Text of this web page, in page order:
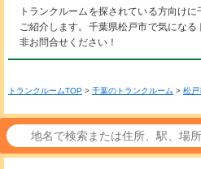
トランクルームを探されている方向け
ご紹介します。千葉県松戸市で気にな
非お問合せください！
トランクルームTOP > 千葉のトランクルーム > 松戸